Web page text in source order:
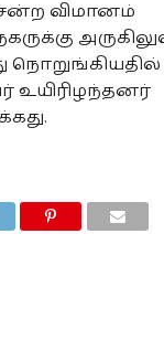
விமானம்
நொறுங்கியதில்
உயிரிழந்தனர்